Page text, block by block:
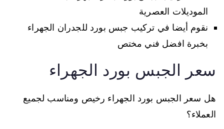
الموديلات العصرية
نقوم أيضا في تركيب جبس بورد للجدران الجهراء
بخبرة افضل فني مختص
سعر الجبس بورد الجهراء
هل سعر الجبس بورد الجهراء رخيص ومناسب لجميع
العملاء؟